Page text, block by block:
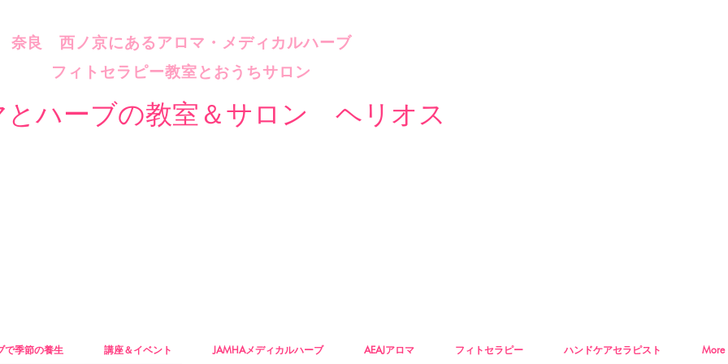
​奈良 西ノ京にあるアロマ・メディカルハーブ
フィトセラピー教室とおうちサロン
とハーブの教室＆サロン ヘリオス
で季節の養生 講座＆イベント JAMHAメディカルハーブ AEAJアロマ フィトセラピー ハンドケアセラピスト More